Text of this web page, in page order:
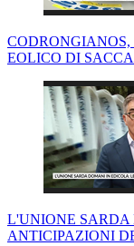
EOLICO DI
L'UNIONE
ANTICIPAZIONI